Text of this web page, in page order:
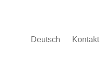
Deutsch Kontakt